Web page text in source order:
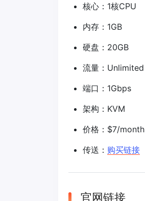
核心：1核CPU
内存：1GB
硬盘：20GB
流量：Unlimited
端口：1Gbps
架构：KVM
价格：$7/month
传送： 购买链接
官网链接